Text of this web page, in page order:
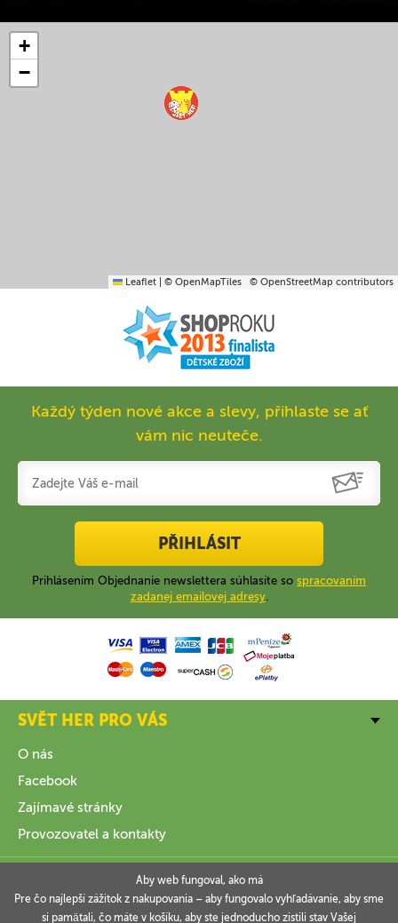
+
−
Leaflet © OpenMapTiles © OpenStreetMap contributors
Každý týden nové akce a slevy, přihlaste se ať
vám nic neuteče.
PŘIHLÁSIT
Prihlásením Objednanie newslettera súhlasíte so spracovaním
zadanej emailovej adresy.
SVĚT HER PRO VÁS
O nás
Facebook
Zajímavé stránky
Provozovatel a kontakty
Aby web fungoval, ako má
Pre čo najlepší zážitok z nakupovania – aby fungovalo vyhľadávanie, aby sme
si pamätali, čo máte v košíku, aby ste jednoducho zistili stav Vašej